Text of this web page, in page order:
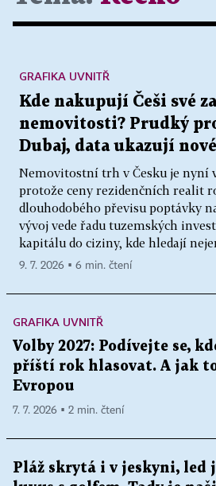
Kde nakupují Češi své
nemovitosti? Prudký
Dubaj, data ukazují
Nemovitostní trh v Česku je nyní
protože ceny rezidenčních realit
dlouhodobého převisu poptávky
vývoj vede řadu tuzemských
kapitálu do ciziny, kde hledají
GRAFIKA UVNITŘ
9. 7. 2026 ▪ 6 min. čtení
GRAFIKA UVNITŘ
Volby 2027: Podívejte se,
příští rok hlasovat. A jak
Evropou
7. 7. 2026 ▪ 2 min. čtení
Pláž skrytá i v jeskyni, led